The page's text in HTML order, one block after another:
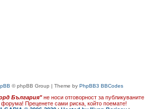
© phpBB Group | Theme by PhpBB3 BBCodes
България" не носи отговорност за публикуваните
форума! Преценете сами риска, който поемате!